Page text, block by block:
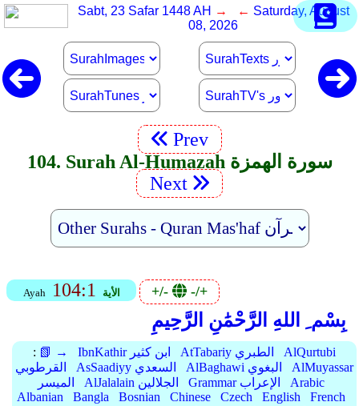
Sabt, 23 Safar 1448 AH → ← Saturday, August
08, 2026
Prev
104. Surah Al-Humazah سورة الهمزة
Next
Ayah 104:1 الأية +/- -/+
بِسْم ِ اللهِ الرَّحْمَٰنِ الرَّحِيمِ
: 📗 → IbnKathir ابن كثير AtTabariy الطبري
AlQurtubi
القرطوبي
AsSaadiyy السعدي AlBaghawi البغوي
AlMuyassar
الميسر
AlJalalain الجلالين Grammar الإعراب
Arabic
Albanian
Bangla Bosnian Chinese Czech English
French